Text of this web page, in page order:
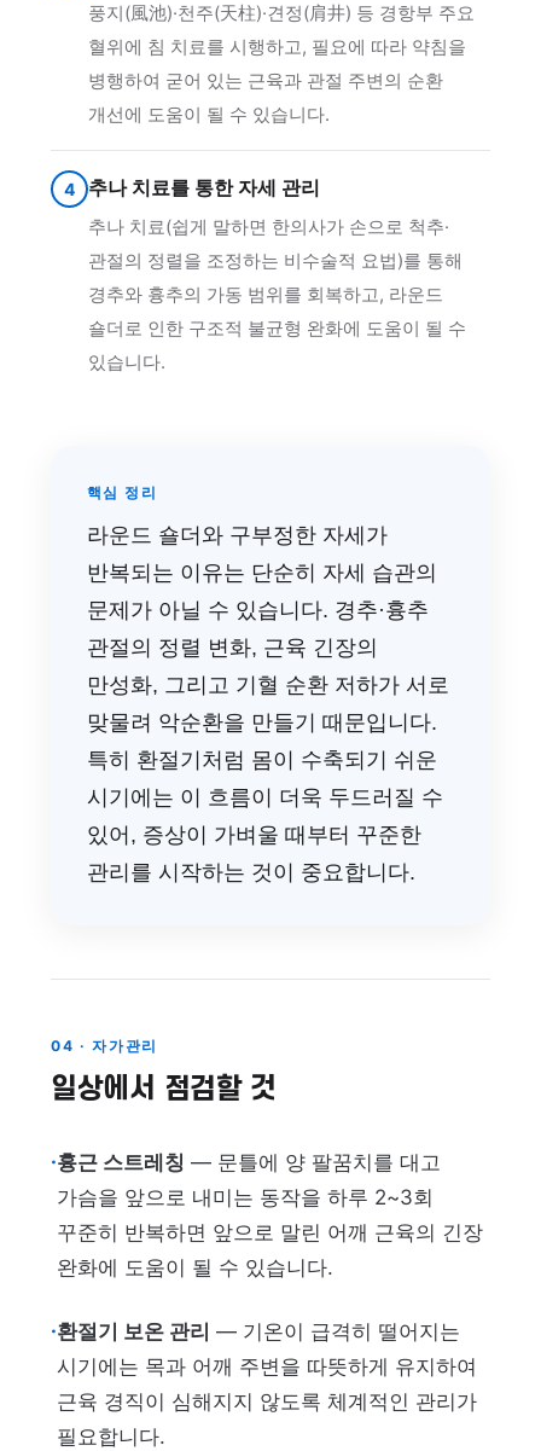
풍지(風池)·천주(天柱)·견정(肩井) 등 경항부 주요
혈위에 침 치료를 시행하고, 필요에 따라 약침을
병행하여 굳어 있는 근육과 관절 주변의 순환
개선에 도움이 될 수 있습니다.
4 추나 치료를 통한 자세 관리
추나 치료(쉽게 말하면 한의사가 손으로 척추·
관절의 정렬을 조정하는 비수술적 요법)를 통해
경추와 흉추의 가동 범위를 회복하고, 라운드
숄더로 인한 구조적 불균형 완화에 도움이 될 수
있습니다.
핵심 정리
라운드 숄더와 구부정한 자세가
반복되는 이유는 단순히 자세 습관의
문제가 아닐 수 있습니다. 경추·흉추
관절의 정렬 변화, 근육 긴장의
만성화, 그리고 기혈 순환 저하가 서로
맞물려 악순환을 만들기 때문입니다.
특히 환절기처럼 몸이 수축되기 쉬운
시기에는 이 흐름이 더욱 두드러질 수
있어, 증상이 가벼울 때부터 꾸준한
관리를 시작하는 것이 중요합니다.
04 · 자가관리
일상에서 점검할 것
·흉근 스트레칭 — 문틀에 양 팔꿈치를 대고
가슴을 앞으로 내미는 동작을 하루 2~3회
꾸준히 반복하면 앞으로 말린 어깨 근육의 긴장
완화에 도움이 될 수 있습니다.
·환절기 보온 관리 — 기온이 급격히 떨어지는
시기에는 목과 어깨 주변을 따뜻하게 유지하여
근육 경직이 심해지지 않도록 체계적인 관리가
필요합니다.